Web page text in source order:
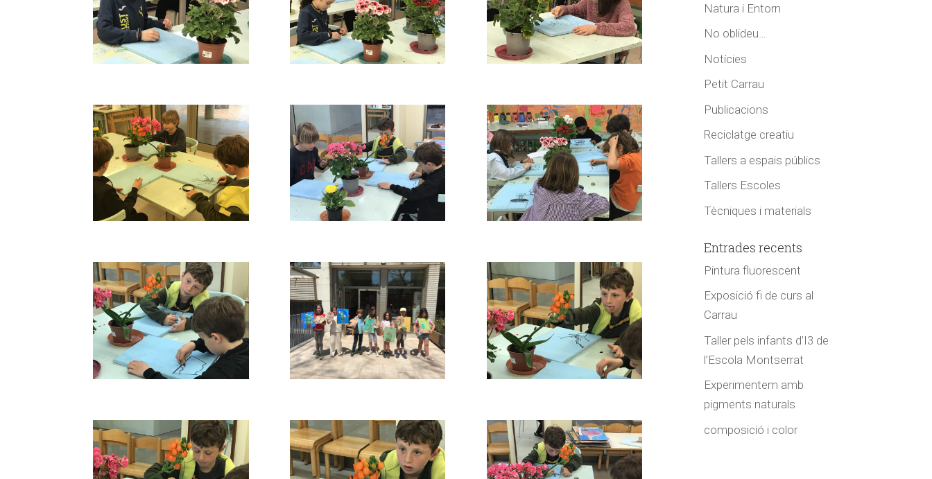
Natura i Entorn
No oblideu…
Notícies
Petit Carrau
Publicacions
Reciclatge creatiu
Tallers a espais públics
Tallers Escoles
Tècniques i materials
Entrades recents
Pintura fluorescent
Exposició fi de curs al
Carrau
Taller pels infants d’I3 de
l’Escola Montserrat
Experimentem amb
pigments naturals
composició i color